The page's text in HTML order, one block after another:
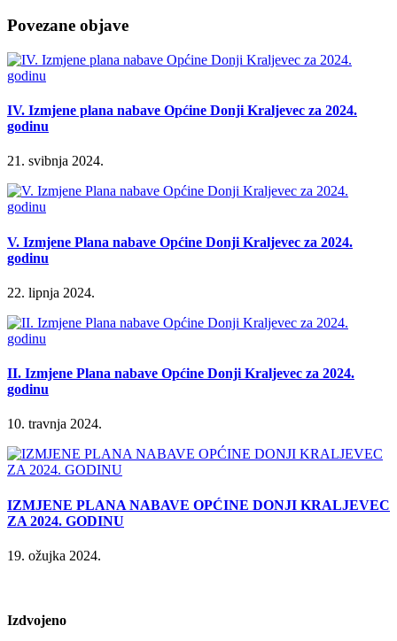
Povezane objave
IV. Izmjene plana nabave Općine Donji Kraljevec za 2024.
godinu
21. svibnja 2024.
V. Izmjene Plana nabave Općine Donji Kraljevec za 2024.
godinu
22. lipnja 2024.
II. Izmjene Plana nabave Općine Donji Kraljevec za 2024.
godinu
10. travnja 2024.
IZMJENE PLANA NABAVE OPĆINE DONJI KRALJEVEC
ZA 2024. GODINU
19. ožujka 2024.
Izdvojeno